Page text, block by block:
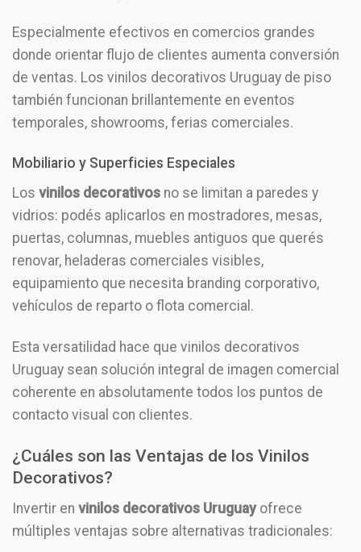
Especialmente efectivos en comercios grandes
donde orientar flujo de clientes aumenta conversión
de ventas. Los vinilos decorativos Uruguay de piso
también funcionan brillantemente en eventos
temporales, showrooms, ferias comerciales.
Mobiliario y Superficies Especiales
Los vinilos decorativos no se limitan a paredes y
vidrios: podés aplicarlos en mostradores, mesas,
puertas, columnas, muebles antiguos que querés
renovar, heladeras comerciales visibles,
equipamiento que necesita branding corporativo,
vehículos de reparto o flota comercial.
Esta versatilidad hace que vinilos decorativos
Uruguay sean solución integral de imagen comercial
coherente en absolutamente todos los puntos de
contacto visual con clientes.
¿Cuáles son las Ventajas de los Vinilos
Decorativos?
Invertir en vinilos decorativos Uruguayofrece
múltiples ventajas sobre alternativas tradicionales: